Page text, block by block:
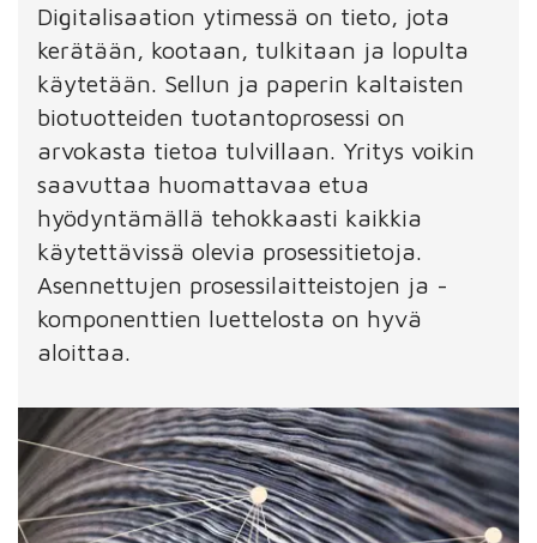
Digitalisaation ytimessä on tieto, jota
kerätään, kootaan, tulkitaan ja lopulta
käytetään. Sellun ja paperin kaltaisten
biotuotteiden tuotantoprosessi on
arvokasta tietoa tulvillaan. Yritys voikin
saavuttaa huomattavaa etua
hyödyntämällä tehokkaasti kaikkia
käytettävissä olevia prosessitietoja.
Asennettujen prosessilaitteistojen ja -
komponenttien luettelosta on hyvä
aloittaa.